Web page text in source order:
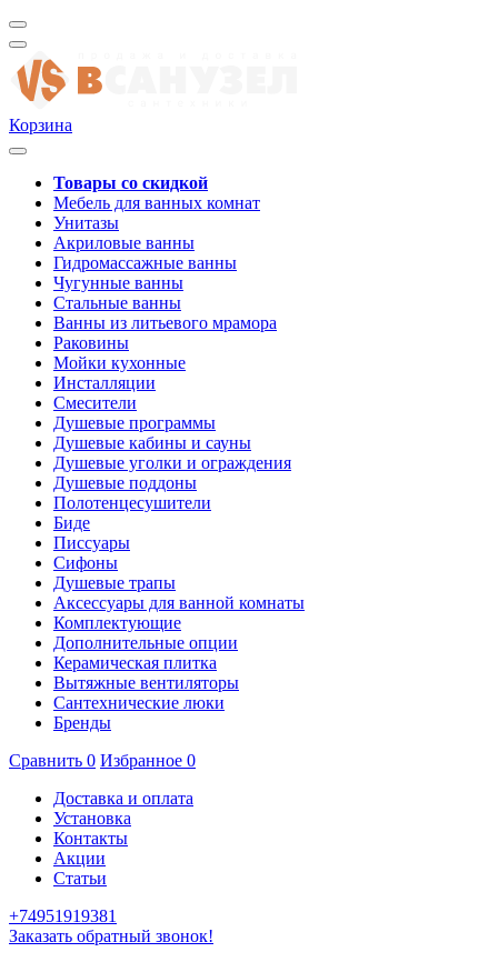
Корзина
Товары со скидкой
Мебель для ванных комнат
Унитазы
Акриловые ванны
Гидромассажные ванны
Чугунные ванны
Стальные ванны
Ванны из литьевого мрамора
Раковины
Мойки кухонные
Инсталляции
Смесители
Душевые программы
Душевые кабины и сауны
Душевые уголки и ограждения
Душевые поддоны
Полотенцесушители
Биде
Писсуары
Сифоны
Душевые трапы
Аксессуары для ванной комнаты
Комплектующие
Дополнительные опции
Керамическая плитка
Вытяжные вентиляторы
Сантехнические люки
Бренды
Сравнить 0 Избранное 0
Доставка и оплата
Установка
Контакты
Акции
Статьи
+74951919381
Заказать обратный звонок!